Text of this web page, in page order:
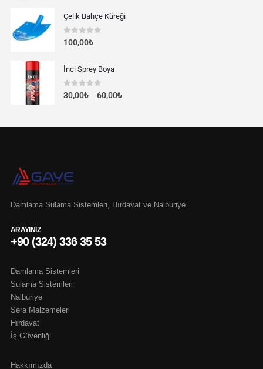
Çelik Bahçe Küreği
0 out of 5
100,00₺
İnci Sprey Boya
0out of 5
30,00₺ – 60,00₺
Damlama Sulama Sistemleri, Hırdavat ve Nalburiye
ARAYINIZ
+90 (324) 336 35 53
Damlama Sistemleri
Sulama Sistemleri
Nalburiye
Sera Malzemeleri
Hırdavat
İş Güvenliği
Hakkımızda